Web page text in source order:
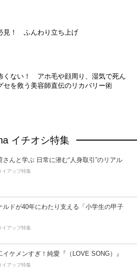
見！ ふんわり立ち上げ
くない！ アホ毛や顔周り、湿気で死ん
セを救う美容師直伝のリカバリー術
イチオシ特集
さんと学ぶ 日常に潜む“人身取引”のリアル
イアップ特集
ルドが40年にわたり支える「小学生の甲子
イアップ特集
イケメンすぎ！純愛『（LOVE SONG）』
イアップ特集